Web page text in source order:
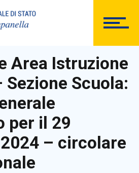
Area Istruzione
Sezione Scuola:
per il 29
– circolare